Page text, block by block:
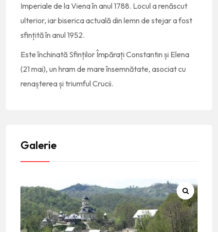
Imperiale de la Viena în anul 1788. Locul a renăscut
ulterior, iar biserica actuală din lemn de stejar a fost
sfințită în anul 1952.
Este închinată Sfinților Împărați Constantin și Elena
(21 mai), un hram de mare însemnătate, asociat cu
renașterea și triumful Crucii.
Galerie